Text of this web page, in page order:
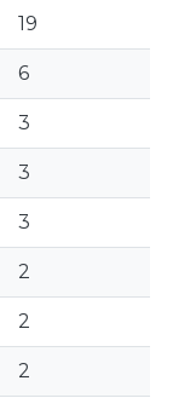
19
6
3
3
3
2
2
2